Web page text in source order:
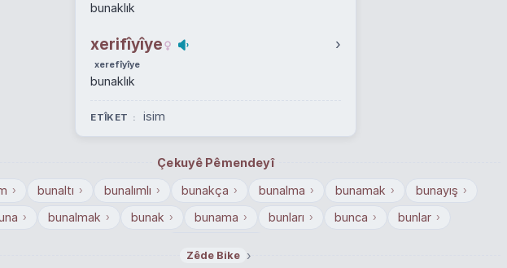
bunaklık
xerifîyîye ›
xerefîyîye
bunaklık
ETÎKET isim
Çekuyê Pêmendeyî
› bunaltı › bunalımlı › bunakça › bunalma › bunamak › bunayış ›
› bunalmak › bunak › bunama › bunları › bunca › bunlar ›
Zêde Bike ›